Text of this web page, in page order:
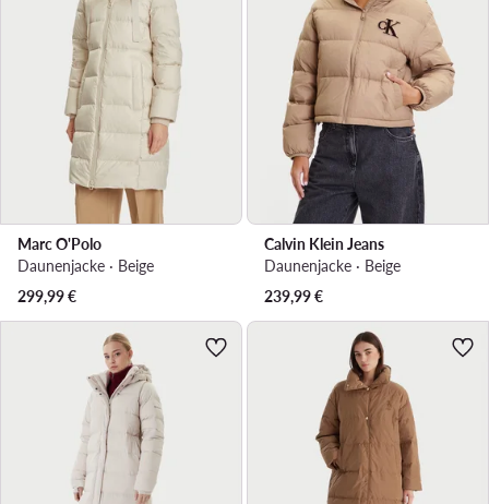
Marc O'Polo
Daunenjacke · Beige
299,99€
Calvin Klein Jeans
Daunenjacke · Beige
239,99€